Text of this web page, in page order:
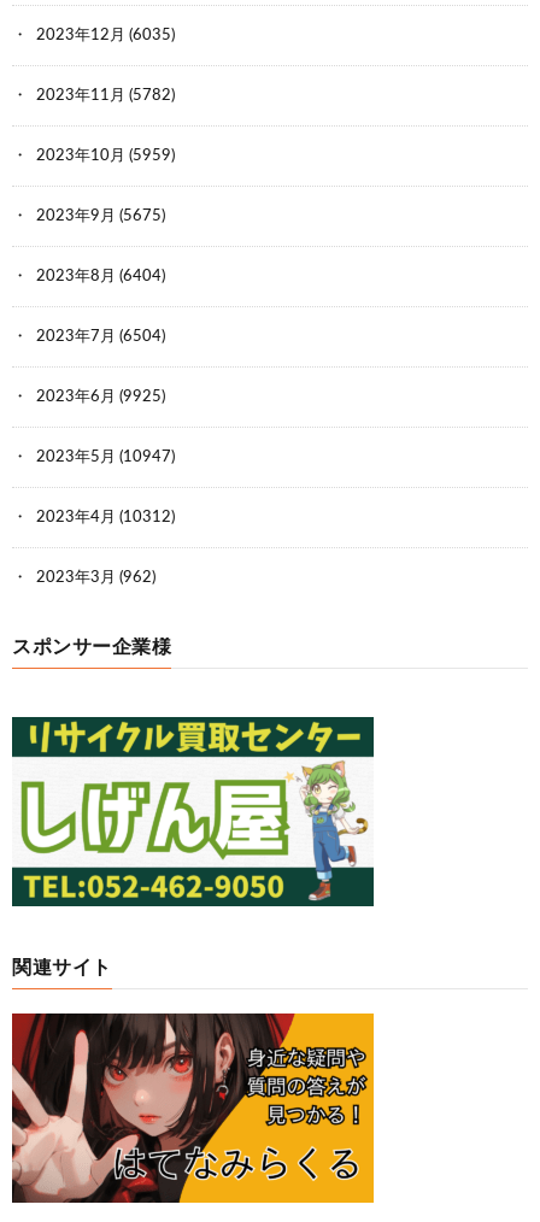
2023年12月 (6035)
2023年11月 (5782)
2023年10月 (5959)
2023年9月 (5675)
2023年8月 (6404)
2023年7月 (6504)
2023年6月 (9925)
2023年5月 (10947)
2023年4月 (10312)
2023年3月 (962)
スポンサー企業様
関連サイト